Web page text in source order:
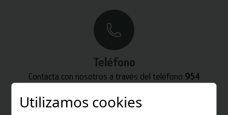
Teléfono
Contacta con nosotros a través del teléfono 954
Utilizamos cookies